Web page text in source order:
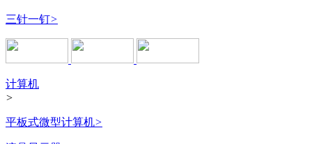
三针一钉>
计算机
>
平板式微型计算机>